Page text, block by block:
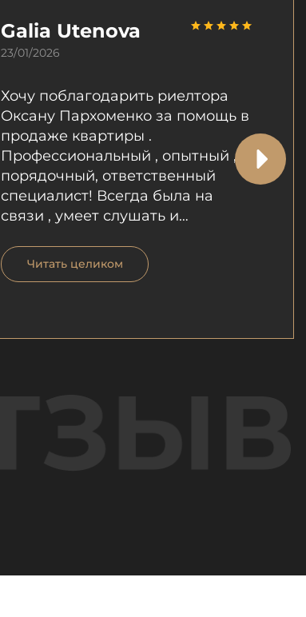
Galia Utenova
23/01/2026
Хочу поблагодарить риелтора
Оксану Пархоменко за помощь в
продаже квартиры .
Профессиональный , опытный ,
порядочный, ответственный
специалист! Всегда была на
связи , умеет слушать и
благодарны 😍. Кто хочет купить
или продать недвижимость всем
клиентов , роста и процветания !!
Читать целиком